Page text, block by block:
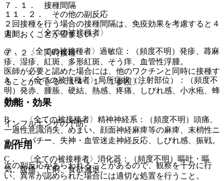
１１．２． その他の副反応
１）． 〈全ての被接種者〉
@． 〈全ての被接種者〉過敏症：（頻度不明）発疹、蕁麻
疹、湿疹、紅斑、多形紅斑、そう痒、血管性浮腫。
A． 〈全ての被接種者〉局所症状（注射部位）：（頻度不
明）発赤、腫脹、硬結、熱感、疼痛、しびれ感、小水疱、蜂
巣炎。
B． 〈全ての被接種者〉精神神経系：（頻度不明）頭痛、
一過性意識消失、めまい、顔面神経麻痺等の麻痺、末梢性ニ
ューロパチー、失神・血管迷走神経反応、しびれ感、振戦。
C． 〈全ての被接種者〉消化器：（頻度不明）嘔吐・嘔
気、腹痛、下痢、食欲減退。
７．１． 接種間隔
２回接種を行う場合の接種間隔は、免疫効果を考慮すると４
週間おくことが望ましい。
７．２． 同時接種
医師が必要と認めた場合には、他のワクチンと同時に接種す
ることができる〔１４．１．１参照〕。
効能・効果
インフルエンザの予防。
副作用
次の副反応があらわれることがあるので、観察を十分に行
い、異常が認められた場合には適切な処置を行うこと。